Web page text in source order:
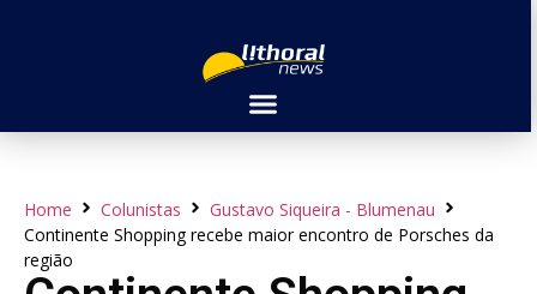
Home Colunistas
Gustavo Siqueira - Blumenau
Continente Shopping recebe maior encontro de Porsches da
região